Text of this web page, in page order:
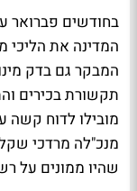
המדינה את הליכי
המבקר גם בדק
תקשורת בכירים
מובילו לדוח
מנכ"לה מרדכי
שהיו ממונים על